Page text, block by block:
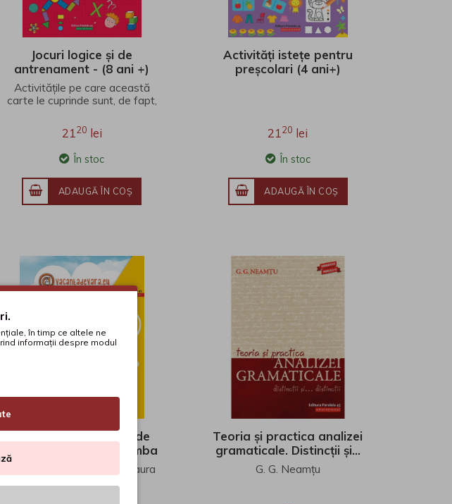
Jocuri logice și de
antrenament - (8 ani +)
Activitățile pe care această
carte le cuprinde sunt, de fapt,
cititori. J..
2120 lei
În stoc
ADAUGĂ ÎN COŞ
Activități istețe pentru
preșcolari (4 ani+)
2120 lei
În stoc
ADAUGĂ ÎN COŞ
Scrisorile verii. Caiet de
antrenament pentru limba
și literatura română. Clasa
a VI-a
Mihaela Daniela Cîrstea Laura
Teoria și practica analizei
gramaticale. Distincții și…
distincții
G. G. Neamțu
în timp ce altele ne
informații despre modul